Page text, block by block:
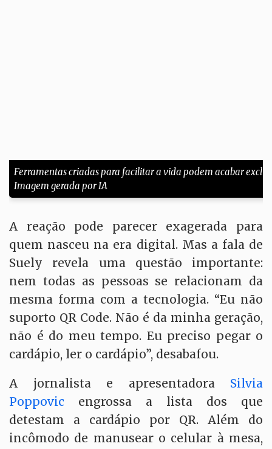
Ferramentas criadas para facilitar a vida podem acabar
Imagem gerada por IA
A reação pode parecer exagerada para
quem nasceu na era digital. Mas a fala de
Suely revela uma questão importante:
nem todas as pessoas se relacionam da
mesma forma com a tecnologia. “Eu não
suporto QR Code. Não é da minha geração,
não é do meu tempo. Eu preciso pegar o
cardápio, ler o cardápio”, desabafou.
A jornalista e apresentadora Silvia
Poppovic engrossa a lista dos que
detestam a cardápio por QR. Além do
incômodo de manusear o celular à mesa,